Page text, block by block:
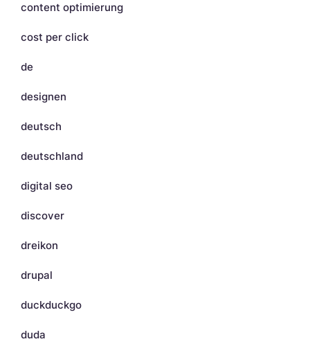
content optimierung
cost per click
de
designen
deutsch
deutschland
digital seo
discover
dreikon
drupal
duckduckgo
duda